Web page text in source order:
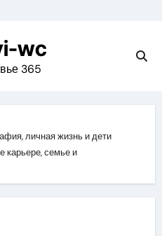
wc
365
личная жизнь и дети
карьере, семье и